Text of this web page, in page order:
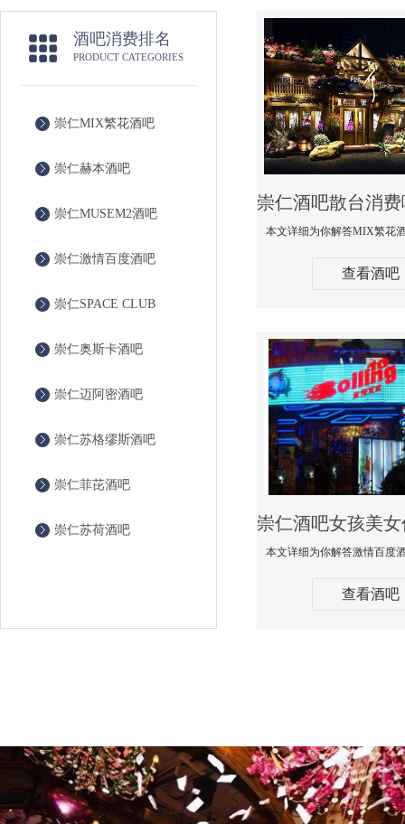
酒吧消费排名
PRODUCT CATEGORIES
崇仁MIX繁花酒吧
崇仁赫本酒吧
崇仁MUSEM2酒吧
崇仁激情百度酒吧
崇仁SPACE CLUB
崇仁奥斯卡酒吧
崇仁迈阿密酒吧
崇仁苏格缪斯酒吧
崇仁菲芘酒吧
崇仁苏荷酒吧
查看酒吧
查看酒吧